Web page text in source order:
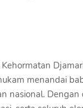
menandai
nasional. Dengan